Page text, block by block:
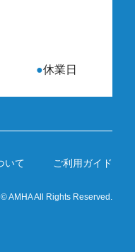
●休業日
いて ご利用ガイド
© AMHA All Rights Reserved.